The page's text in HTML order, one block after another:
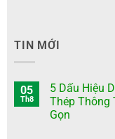
TIN MỚI
05
Th8
5 Dấu Hiệu
Thép Thông
Gọn